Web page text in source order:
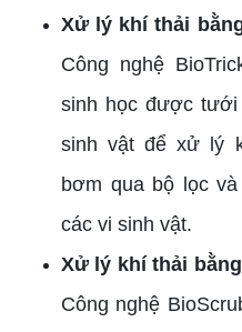
Xử lý khí thải
Công nghệ
sinh học được tưới
sinh vật để xử lý
bơm qua bộ lọc
các vi sinh vật.
Xử lý khí thải
Công nghệ